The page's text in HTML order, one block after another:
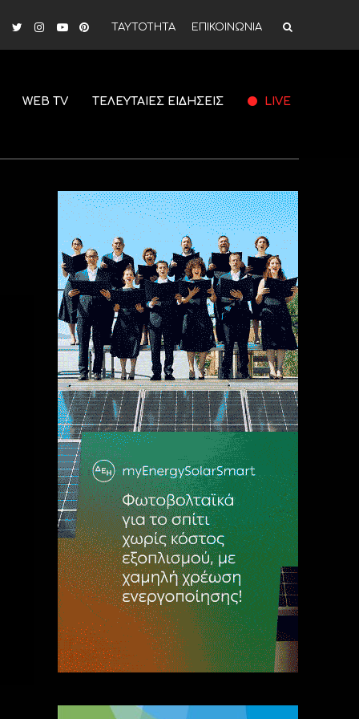
ΤΑΥΤΟΤΗΤΑ ΕΠΙΚΟΙΝΩΝΙΑ
WEB TV ΤΕΛΕΥΤΑΙΕΣ ΕΙΔΗΣΕΙΣ LIVE